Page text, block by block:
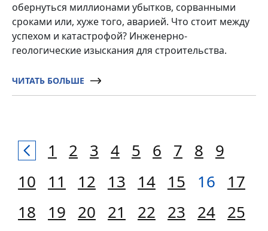
обернуться миллионами убытков, сорванными
сроками или, хуже того, аварией. Что стоит между
успехом и катастрофой? Инженерно-
геологические изыскания для строительства.
ЧИТАТЬ БОЛЬШЕ
1 2 3 4 5 6 7 8
9
10
11 12 13 14 15 16
17
18
19 20 21 22 23 24 25